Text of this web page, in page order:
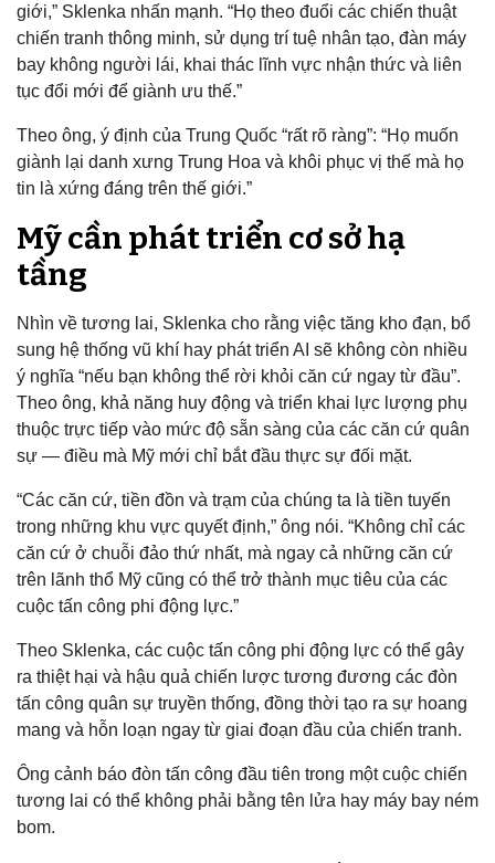
giới,” Sklenka nhấn mạnh. “Họ theo đuổi các chiến thuật
chiến tranh thông minh, sử dụng trí tuệ nhân tạo, đàn máy
bay không người lái, khai thác lĩnh vực nhận thức và liên
tục đổi mới để giành ưu thế.”
Theo ông, ý định của Trung Quốc “rất rõ ràng”: “Họ muốn
giành lại danh xưng Trung Hoa và khôi phục vị thế mà họ
tin là xứng đáng trên thế giới.”
Mỹ cần phát triển cơ sở hạ
tầng
Nhìn về tương lai, Sklenka cho rằng việc tăng kho đạn, bổ
sung hệ thống vũ khí hay phát triển AI sẽ không còn nhiều
ý nghĩa “nếu bạn không thể rời khỏi căn cứ ngay từ đầu”.
Theo ông, khả năng huy động và triển khai lực lượng phụ
thuộc trực tiếp vào mức độ sẵn sàng của các căn cứ quân
sự — điều mà Mỹ mới chỉ bắt đầu thực sự đối mặt.
“Các căn cứ, tiền đồn và trạm của chúng ta là tiền tuyến
trong những khu vực quyết định,” ông nói. “Không chỉ các
căn cứ ở chuỗi đảo thứ nhất, mà ngay cả những căn cứ
trên lãnh thổ Mỹ cũng có thể trở thành mục tiêu của các
cuộc tấn công phi động lực.”
Theo Sklenka, các cuộc tấn công phi động lực có thể gây
ra thiệt hại và hậu quả chiến lược tương đương các đòn
tấn công quân sự truyền thống, đồng thời tạo ra sự hoang
mang và hỗn loạn ngay từ giai đoạn đầu của chiến tranh.
Ông cảnh báo đòn tấn công đầu tiên trong một cuộc chiến
tương lai có thể không phải bằng tên lửa hay máy bay ném
bom.